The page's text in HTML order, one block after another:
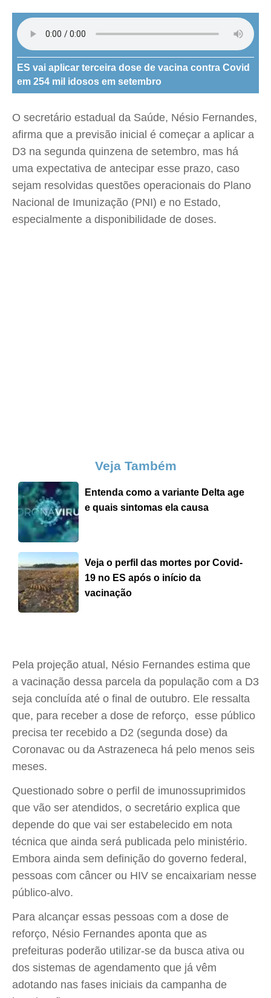
ES vai aplicar terceira dose de vacina contra Covid
em 254 mil idosos em setembro
O secretário estadual da Saúde, Nésio Fernandes,
afirma que a previsão inicial é começar a aplicar a
D3 na segunda quinzena de setembro, mas há
uma expectativa de antecipar esse prazo, caso
sejam resolvidas questões operacionais do Plano
Nacional de Imunização (PNI) e no Estado,
especialmente a disponibilidade de doses.
Veja Também
Entenda como a variante Delta age
e quais sintomas ela causa
Veja o perfil das mortes por Covid-
19 no ES após o início da
vacinação
Pela projeção atual, Nésio Fernandes estima que
a vacinação dessa parcela da população com a D3
seja concluída até o final de outubro. Ele ressalta
que, para receber a dose de reforço, esse público
precisa ter recebido a D2 (segunda dose) da
Coronavac ou da Astrazeneca há pelo menos seis
meses.
Questionado sobre o perfil de imunossuprimidos
que vão ser atendidos, o secretário explica que
depende do que vai ser estabelecido em nota
técnica que ainda será publicada pelo ministério.
Embora ainda sem definição do governo federal,
pessoas com câncer ou HIV se encaixariam nesse
público-alvo.
Para alcançar essas pessoas com a dose de
reforço, Nésio Fernandes aponta que as
prefeituras poderão utilizar-se da busca ativa ou
dos sistemas de agendamento que já vêm
adotando nas fases iniciais da campanha de